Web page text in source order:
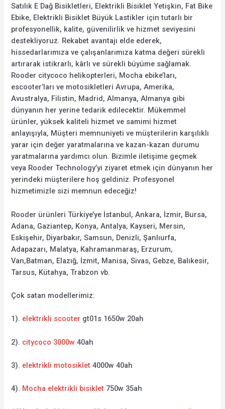
Satılık E Dağ Bisikletleri, Elektrikli Bisiklet Yetişkin, Fat Bike
Ebike, Elektrikli Bisiklet Büyük Lastikler için tutarlı bir
profesyonellik, kalite, güvenilirlik ve hizmet seviyesini
destekliyoruz. Rekabet avantajı elde ederek,
hissedarlarımıza ve çalışanlarımıza katma değeri sürekli
artırarak istikrarlı, kârlı ve sürekli büyüme sağlamak.
Rooder citycoco helikopterleri, Mocha ebike’ları,
escooter’ları ve motosikletleri Avrupa, Amerika,
Avustralya, Filistin, Madrid, Almanya, Almanya gibi
dünyanın her yerine tedarik edilecektir. Mükemmel
ürünler, yüksek kaliteli hizmet ve samimi hizmet
anlayışıyla, Müşteri memnuniyeti ve müşterilerin karşılıklı
yarar için değer yaratmalarına ve kazan-kazan durumu
yaratmalarına yardımcı olun. Bizimle iletişime geçmek
veya Rooder Technology’yi ziyaret etmek için dünyanın her
yerindeki müşterilere hoş geldiniz. Profesyonel
hizmetimizle sizi memnun edeceğiz!
Rooder ürünleri Türkiye’ye İstanbul, Ankara, İzmir, Bursa,
Adana, Gaziantep, Konya, Antalya, Kayseri, Mersin,
Eskişehir, Diyarbakır, Samsun, Denizli, Şanlıurfa,
Adapazarı, Malatya, Kahramanmaraş, Erzurum,
Van,Batman, Elazığ, İzmit, Manisa, Sivas, Gebze, Balıkesir,
Tarsus, Kütahya, Trabzon vb.
Çok satan modellerimiz:
1). elektrikli scooter gt01s 1650w 20ah
2). citycoco 3000w 40ah
3). elektrikli motosiklet 4000w 40ah
4). Mocha elektrikli bisiklet 750w 35ah